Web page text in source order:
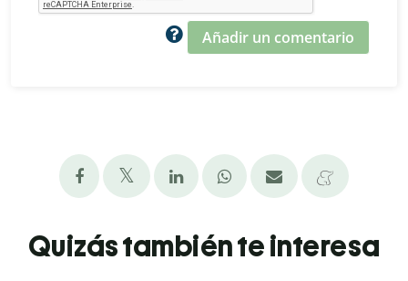
Añadir un comentario
Quizás también te interesa